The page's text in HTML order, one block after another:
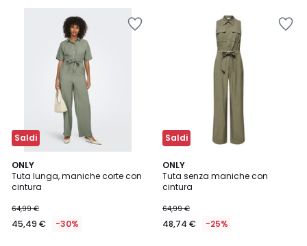
Saldi
ONLY
Tuta lunga, maniche corte con
cintura
64,99 €
45,49 € -30%
5
/
5
Saldi
ONLY
Tuta senza maniche con
cintura
64,99 €
48,74 € -25%